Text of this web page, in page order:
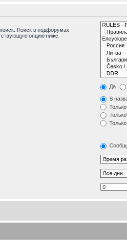
Поиск в подфорумах
опцию ниже.
Да
В